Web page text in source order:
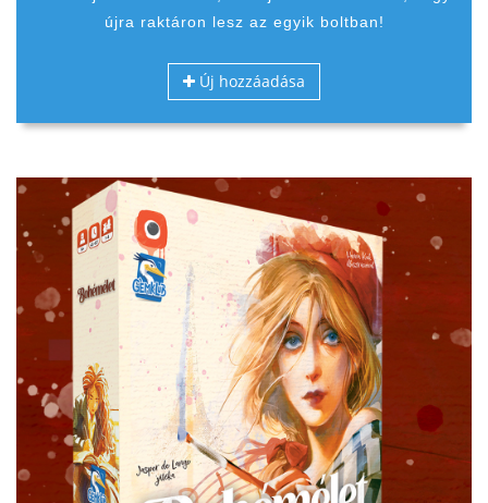
újra raktáron lesz az egyik boltban!
Új hozzáadása